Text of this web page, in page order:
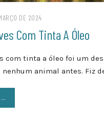
DE 2024
Com Tinta A Óleo
com tinta a óleo foi um
animal antes. Fiz